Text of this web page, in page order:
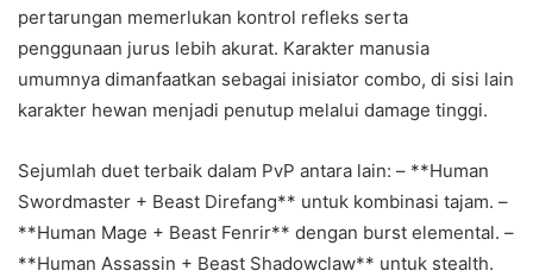
pertarungan memerlukan kontrol refleks serta
penggunaan jurus lebih akurat. Karakter manusia
umumnya dimanfaatkan sebagai inisiator combo, di sisi lain
karakter hewan menjadi penutup melalui damage tinggi.
Sejumlah duet terbaik dalam PvP antara lain: – **Human
Swordmaster + Beast Direfang** untuk kombinasi tajam. –
**Human Mage + Beast Fenrir** dengan burst elemental. –
**Human Assassin + Beast Shadowclaw** untuk stealth.